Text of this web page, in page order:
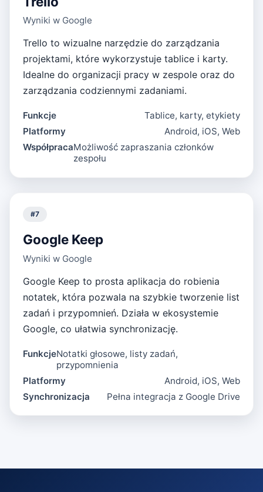
Wyniki w Google
Trello to wizualne narzędzie do zarządzania
projektami, które wykorzystuje tablice i karty.
Idealne do organizacji pracy w zespole oraz do
zarządzania codziennymi zadaniami.
Funkcje
Tablice, karty, etykiety
Platformy
Android, iOS, Web
WspółpracaMożliwość zapraszania członków
zespołu
#7
Google Keep
Wyniki w Google
Google Keep to prosta aplikacja do robienia
notatek, która pozwala na szybkie tworzenie list
zadań i przypomnień. Działa w ekosystemie
Google, co ułatwia synchronizację.
FunkcjeNotatki głosowe, listy zadań,
przypomnienia
Platformy
Android, iOS, Web
Synchronizacja
Pełna integracja z Google Drive